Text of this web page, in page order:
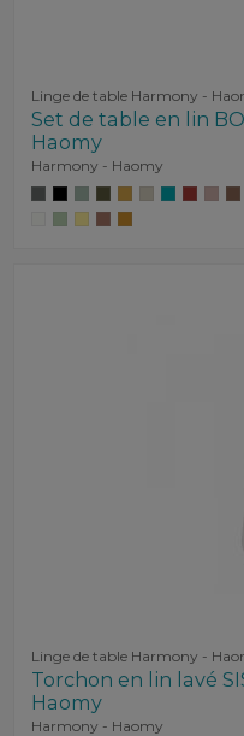
Linge de table Harmony -
Set de table en lin
Haomy
Harmony - Haomy
Linge de table Harmony -
Torchon en lin lavé
Haomy
Harmony - Haomy